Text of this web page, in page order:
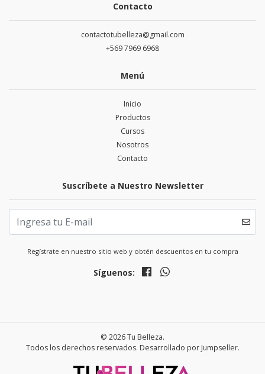
Contacto
contactotubelleza@gmail.com
+569 7969 6968
Menú
Inicio
Productos
Cursos
Nosotros
Contacto
Suscríbete a Nuestro Newsletter
Regístrate en nuestro sitio web y obtén descuentos en tu compra
Síguenos:
© 2026 Tu Belleza.
Todos los derechos reservados. Desarrollado por Jumpseller.